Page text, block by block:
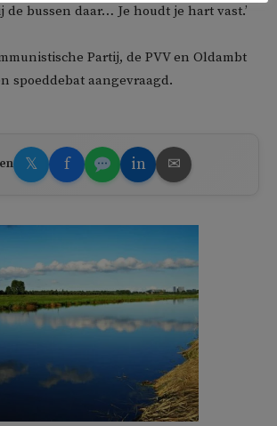
de bussen daar… Je houdt je hart vast.’
Partij, de PVV en Oldambt
spoeddebat aangevraagd.
𝕏 f in ✉